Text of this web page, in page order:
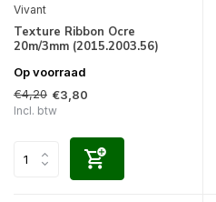
Vivant
Texture Ribbon Ocre
20m/3mm (2015.2003.56)
Op voorraad
€4,20 €3,80
Incl. btw